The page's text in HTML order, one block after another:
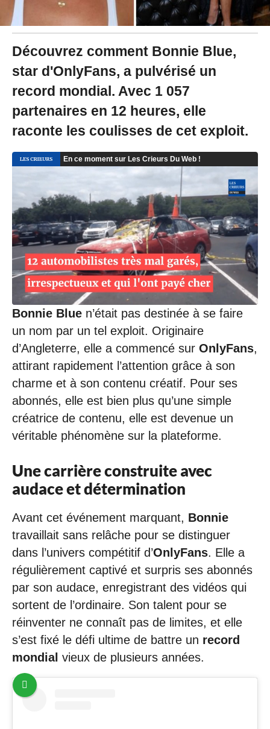
Découvrez comment Bonnie Blue,
star d'OnlyFans, a pulvérisé un
record mondial. Avec 1 057
partenaires en 12 heures, elle
raconte les coulisses de cet exploit.
Bonnie Blue n’était pas destinée à se faire
un nom par un tel exploit. Originaire
d’Angleterre, elle a commencé sur OnlyFans,
attirant rapidement l’attention grâce à son
charme et à son contenu créatif. Pour ses
abonnés, elle est bien plus qu’une simple
créatrice de contenu, elle est devenue un
véritable phénomène sur la plateforme.
Une carrière construite avec
audace et détermination
Avant cet événement marquant, Bonnie
travaillait sans relâche pour se distinguer
dans l’univers compétitif d’OnlyFans. Elle a
régulièrement captivé et surpris ses abonnés
par son audace, enregistrant des vidéos qui
sortent de l’ordinaire. Son talent pour se
réinventer ne connaît pas de limites, et elle
s’est fixé le défi ultime de battre un record
mondial vieux de plusieurs années.